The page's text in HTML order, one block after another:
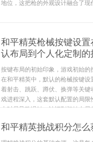
地位，这把枪的外观设计融合了
和平精英枪械按键设
认布局到个人化定制的
按键布局的初始印象，游戏初始
在和平精英中，默认的枪械按键
着射击、跳跃、蹲伏、换弹等关
戏进程深入，这套默认配置的局
火时易导致误触，认识到初始布
和平精英挑战积分怎